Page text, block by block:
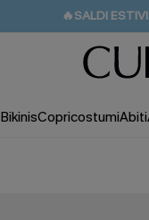
🔥SALDI
💌REGALO PER I
BikinisCopricostumiAbiti